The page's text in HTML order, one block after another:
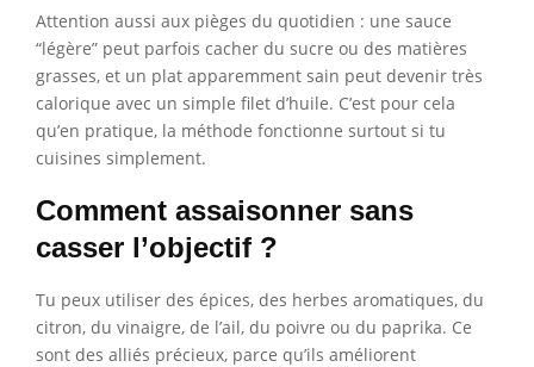
Attention aussi aux pièges du quotidien : une sauce
“légère” peut parfois cacher du sucre ou des matières
grasses, et un plat apparemment sain peut devenir très
calorique avec un simple filet d’huile. C’est pour cela
qu’en pratique, la méthode fonctionne surtout si tu
cuisines simplement.
Comment assaisonner sans
casser l’objectif ?
Tu peux utiliser des épices, des herbes aromatiques, du
citron, du vinaigre, de l’ail, du poivre ou du paprika. Ce
sont des alliés précieux, parce qu’ils améliorent